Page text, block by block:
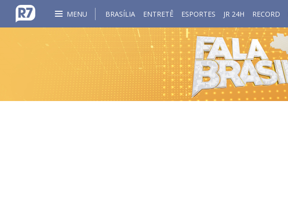
MENU BRASÍLIA ENTRETÊ ESPORTES JR 24H RECORD